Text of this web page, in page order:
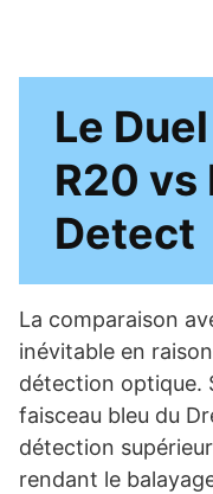
Le
R20 vs
Detect
La comparaison
inévitable en
détection optique.
faisceau bleu du
détection
rendant le